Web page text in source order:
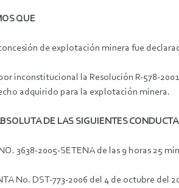
QUE
de explotación minera fue
inconstitucional la Resolución R-578-
adquirido para la explotación minera.
DE LAS SIGUIENTES
3638-2005-SETENA de las 9 horas 25
No. DST-773-2006 del 4 de octubre del